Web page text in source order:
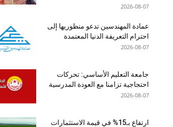
2026-08-07
عمادة المهندسين تدعو منظوريها إلى
احترام التعريفة الدنيا المعتمدة
2026-08-07
جامعة التعليم الأساسي: تحركات
احتجاجية تزامنا مع العودة المدرسية
2026-08-07
ارتفاع بـ15% في قيمة الاستثمارات